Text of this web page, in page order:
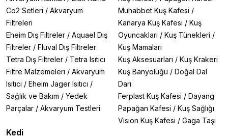
Co2 Setleri / Akvaryum
Filtreleri
Eheim Dış Filtreler / Aquael Dış
Filtreler / Fluval Dış Filtreler
Tetra Dış Filtreler / Tetra Isıtıcı
Filtre Malzemeleri / Akvaryum
Isıtıcı / Eheim Jager Isıtıcı /
Sağlık ve Bakım / Yedek
Parçalar / Akvaryum Testleri
Kedi
Muhabbet Kuş Kafesi /
Kanarya Kuş Kafesi / Kuş
Oyuncakları / Kuş Tünekleri /
Kuş Mamaları
Kuş Aksesuarları / Kuş Krakeri
Kuş Banyoluğu / Doğal Dal
Darı
Ferplast Kuş Kafesi / Dayang
Papağan Kafesi / Kuş Sağlığı
Vision Kuş Kafesi / Gaga Taşı